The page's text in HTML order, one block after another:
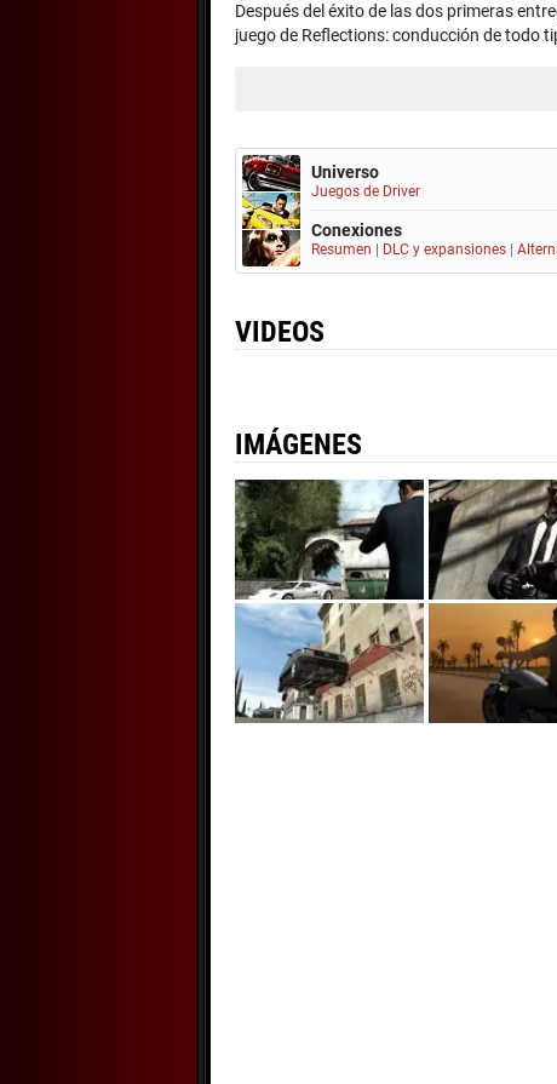
Después del éxito de las dos primeras
juego de Reflections: conducción de todo
Universo
Juegos de Driver
Conexiones
Resumen DLC y expansiones
VIDEOS
IMÁGENES